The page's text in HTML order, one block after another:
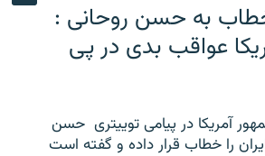
به حسن روحانی :
عواقب بدی در پی
آمریکا در پیامی توییتری ‌ حسن
را خطاب قرار داده و گفته است